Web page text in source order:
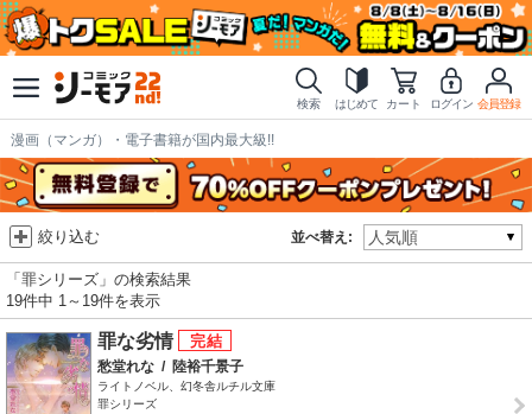
検索 はじめて カート ログイン 会員登録
漫画（マンガ）・電子書籍が国内最大級!!
並べ替え:
絞り込む
「罪シリーズ」の検索結果
19件中 1～19件を表示
罪な劣情
愁堂れな / 陸裕千景子
ライトノベル、幻冬舎ルチル文庫
罪シリーズ